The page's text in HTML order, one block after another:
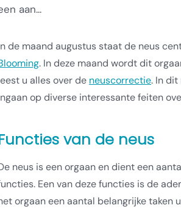
aan...
de maand augustus staat de neus
. In deze maand wordt dit
u alles over de neuscorrectie. In dit
op diverse interessante feiten
van de neus
neus is een orgaan en dient een
Een van deze functies is de
orgaan een aantal belangrijke taken